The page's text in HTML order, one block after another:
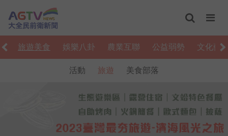
旅遊美食 娛樂八卦 農業互聯 公益弱勢 文化藝
活動 旅遊 美食部落